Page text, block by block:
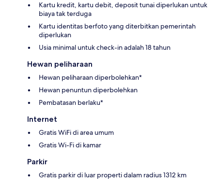
Kartu kredit, kartu debit, deposit tunai diperlukan untuk
biaya tak terduga
Kartu identitas berfoto yang diterbitkan pemerintah
diperlukan
Usia minimal untuk check-in adalah 18 tahun
Hewan peliharaan
Hewan peliharaan diperbolehkan*
Hewan penuntun diperbolehkan
Pembatasan berlaku*
Internet
Gratis WiFi di area umum
Gratis Wi-Fi di kamar
Parkir
Gratis parkir di luar properti dalam radius 1312 km